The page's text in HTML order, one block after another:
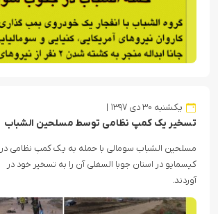
یکشنبه ۳۰ دی ۱۳۹۷
تسخیر یک کمپ نظامی توسط مسلحین الشباب
مسلحین الشباب سومالی با حمله به یک کمپ نظامی
کیسمایو در استان جوبا السفلی آن را به تسخیر خود در
آوردند.